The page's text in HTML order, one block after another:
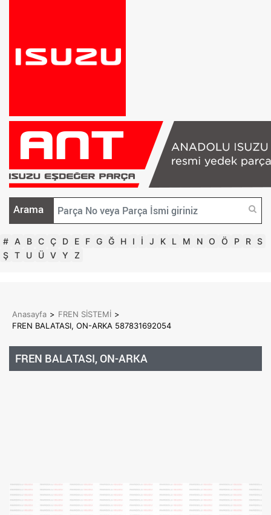
Arama
# A B C Ç D E F G Ğ H I İ J K L M N O Ö P R S
Ş T U Ü V Y Z
Anasayfa > FREN SİSTEMİ >
FREN BALATASI, ON-ARKA 587831692054
FREN BALATASI, ON-ARKA